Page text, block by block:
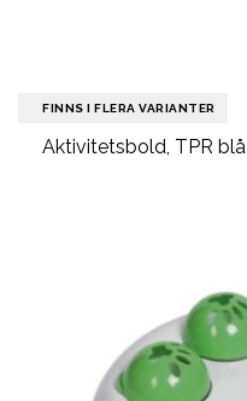
FINNS I FLERA VARIANTER
Aktivitetsbold, TPR blå